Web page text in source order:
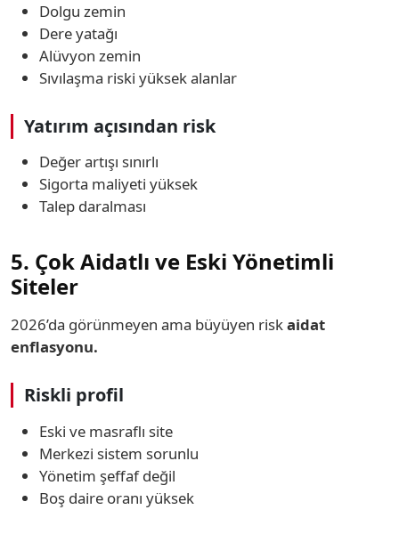
Dolgu zemin
Dere yatağı
Alüvyon zemin
Sıvılaşma riski yüksek alanlar
Yatırım açısından risk
Değer artışı sınırlı
Sigorta maliyeti yüksek
Talep daralması
5. Çok Aidatlı ve Eski Yönetimli
Siteler
2026’da görünmeyen ama büyüyen riskaidat
enflasyonu.
Riskli profil
Eski ve masraflı site
Merkezi sistem sorunlu
Yönetim şeffaf değil
Boş daire oranı yüksek